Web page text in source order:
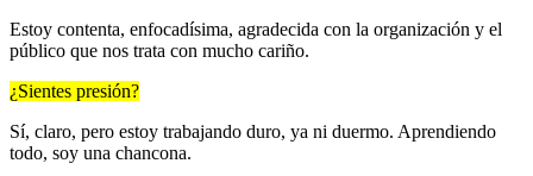
Estoy contenta, enfocadísima, agradecida con la organización y el
público que nos trata con mucho cariño.
¿Sientes presión?
Sí, claro, pero estoy trabajando duro, ya ni duermo. Aprendiendo
todo, soy una chancona.